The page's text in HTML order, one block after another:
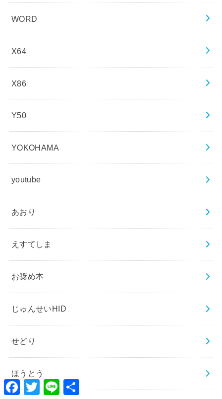
WORD
X64
X86
Y50
YOKOHAMA
youtube
あおり
えすてしま
お奨め本
じゅんせいHID
せどり
ほうとう
Facebook
TwitterLine
有